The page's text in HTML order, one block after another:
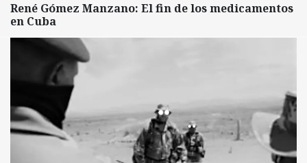
René Gómez Manzano: El fin de los medicamentos
en Cuba